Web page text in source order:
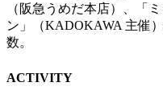
（阪急うめだ本店）、「
ン」（KADOKAWA 主催
数。
ACTIVITY